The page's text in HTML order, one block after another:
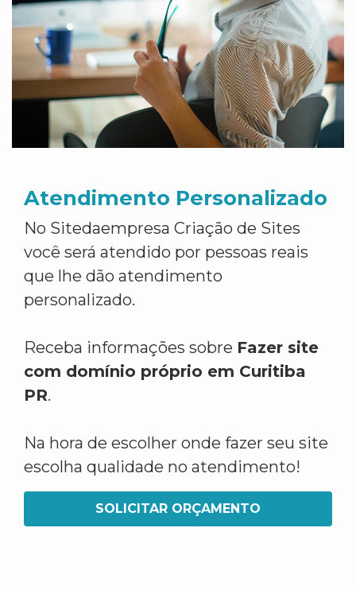
Atendimento Personalizado
No Sitedaempresa Criação de Sites
você será atendido por pessoas reais
que lhe dão atendimento
personalizado.
Receba informações sobre Fazer site
com domínio próprio em Curitiba
PR.
Na hora de escolher onde fazer seu site
escolha qualidade no atendimento!
SOLICITAR ORÇAMENTO